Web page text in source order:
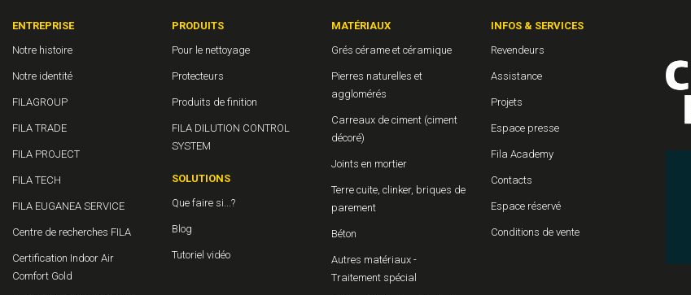
ENTREPRISE
Notre histoire
Notre identité
FILAGROUP
FILA TRADE
FILA PROJECT
FILA TECH
FILA EUGANEA SERVICE
Centre de recherches FILA
Certification Indoor Air
Comfort Gold
PRODUITS
Pour le nettoyage
Protecteurs
Produits de finition
FILA DILUTION CONTROL
SYSTEM
SOLUTIONS
Que faire si...?
Blog
Tutoriel vidéo
MATÉRIAUX
Grés cérame et céramique
Pierres naturelles et
agglomérés
Carreaux de ciment (ciment
décoré)
Joints en mortier
Terre cuite, clinker, briques de
parement
Béton
Autres matériaux -
Traitement spécial
INFOS & SERVICES
Revendeurs
Assistance
Projets
Espace presse
Fila Academy
Contacts
Espace réservé
Conditions de vente